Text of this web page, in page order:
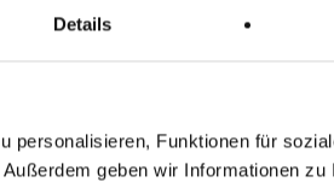
Details
personalisieren, Funktionen für
geben wir Informationen zu